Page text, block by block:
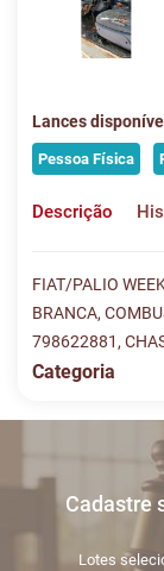
Lances
Pessoa Física
Descrição
FIAT/PALIO
BRANCA,
798622881,
Categoria
DATA/HORA
16/01
conosco pelo
Sua dúvida
Cadastre
Lotes